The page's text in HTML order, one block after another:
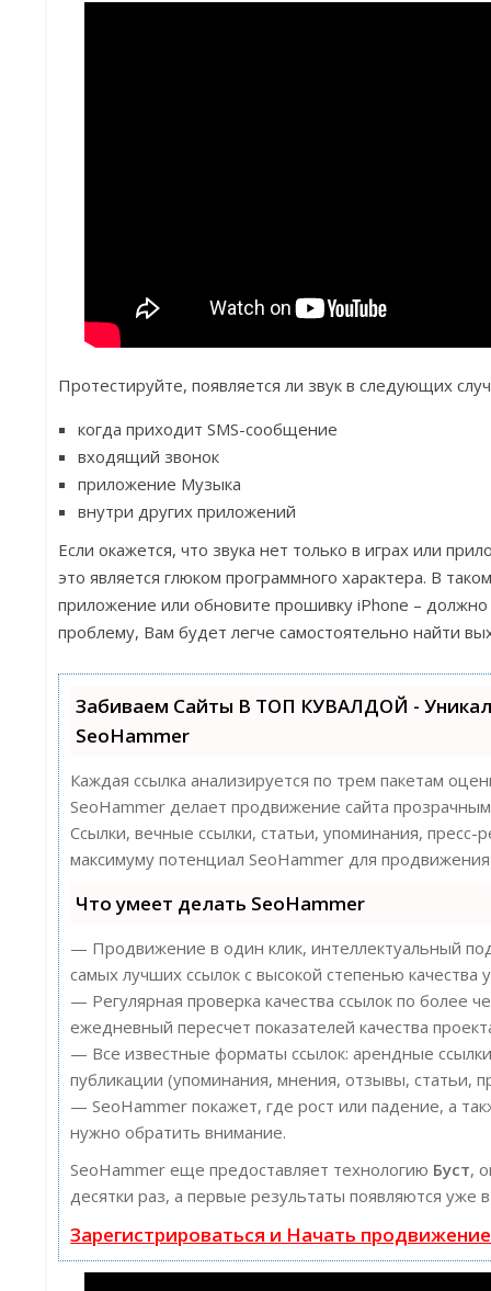
Протестируйте, появляется ли звук в следующих
когда приходит SMS-сообщение
входящий звонок
приложение Музыка
внутри других приложений
Если окажется, что звука нет только в играх или
это является глюком программного характера. В
приложение или обновите прошивку iPhone –
проблему, Вам будет легче самостоятельно найти
Забиваем Сайты В ТОП КУВАЛДОЙ -
SeoHammer
Каждая ссылка анализируется по трем пакетам
SeoHammer делает продвижение сайта
Ссылки, вечные ссылки, статьи, упоминания, пресс-
максимуму потенциал SeoHammer для
Что умеет делать SeoHammer
— Продвижение в один клик, интеллектуальный
самых лучших ссылок с высокой степенью качества
— Регулярная проверка качества ссылок по более
ежедневный пересчет показателей качества
— Все известные форматы ссылок: арендные
публикации (упоминания, мнения, отзывы, статьи,
— SeoHammer покажет, где рост или падение, а
нужно обратить внимание.
SeoHammer еще предоставляет технологию Буст,
десятки раз, а первые результаты появляются уже
Зарегистрироваться и Начать продвижение